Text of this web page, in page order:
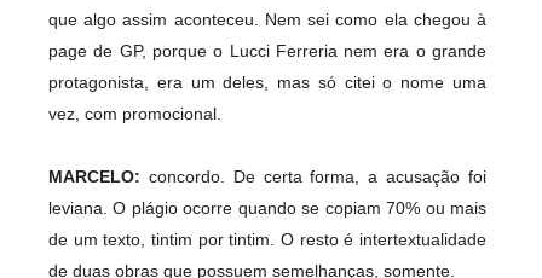
que algo assim aconteceu. Nem sei como ela chegou à
page de GP, porque o Lucci Ferreria nem era o grande
protagonista, era um deles, mas só citei o nome uma
vez, com promocional.
MARCELO: concordo. De certa forma, a acusação foi
leviana. O plágio ocorre quando se copiam 70% ou mais
de um texto, tintim por tintim. O resto é intertextualidade
de duas obras que possuem semelhanças, somente.